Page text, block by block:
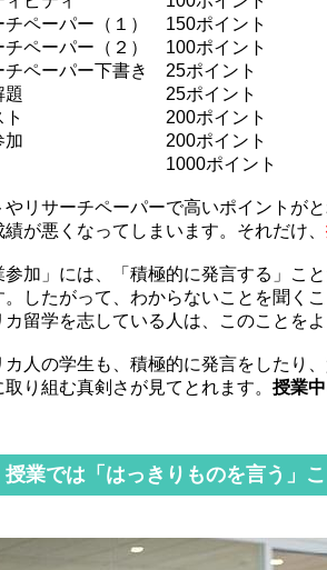
チペーパー（１） 150ポイント
チペーパー（２） 100ポイント
チペーパー下書き 25ポイント
解題 25ポイント
スト 200ポイント
参加 200ポイント
1000ポイント
やリサーチペーパーで高いポイントが
績が悪くなってしまいます。それだけ、
参加」には、「積極的に発言する」こ
。したがって、わからないことを聞く
カ留学を志している人は、このことを
カ人の学生も、積極的に発言をしたり
取り組む真剣さが見てとれます。 授業
授業では「はっきりものを言う」